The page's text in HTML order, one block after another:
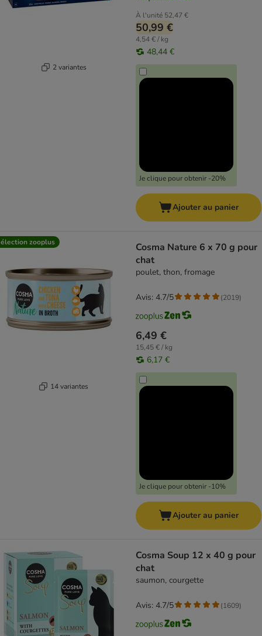
2 variantes
À l'unité 52,47 €
50,99 €
4,54 € / kg
48,44 €
Je clique pour obtenir -20%
Ajouter au panier
zooplus
14 variantes
Cosma Nature 6 x 70 g pour
chat
poulet, thon, fromage
6,49 €
15,45 € / kg
6,17 €
Je clique pour obtenir -10%
Avis: 4.7/5 (2019)
Ajouter au panier
Cosma Soup 12 x 40 g pour
chat
saumon, courgette
Avis: 4.7/5 (1609)